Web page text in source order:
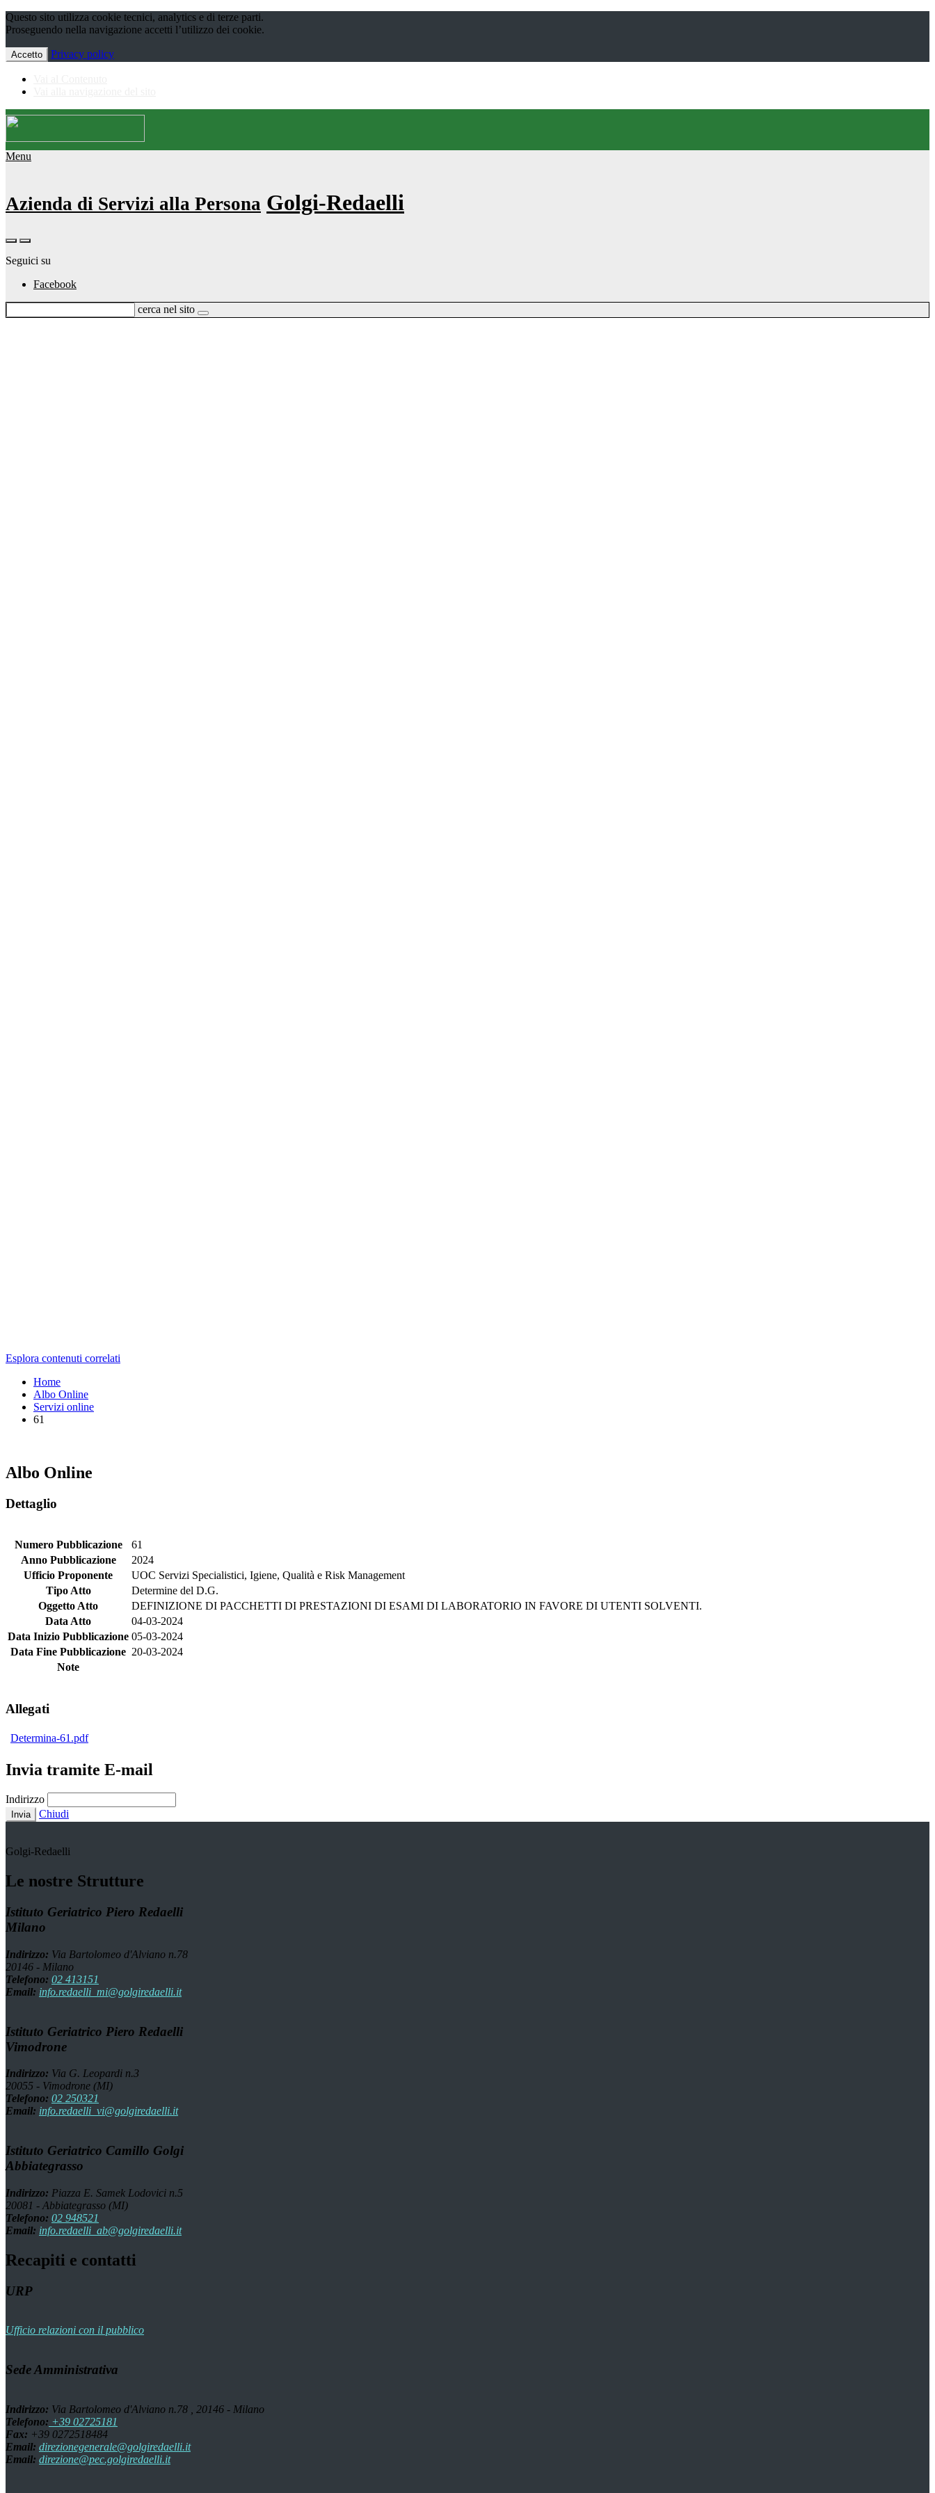
Questo sito utilizza cookie tecnici, analytics e di terze parti.
Proseguendo nella navigazione accetti l’utilizzo dei cookie.
Accetto Privacy policy
Menu
Azienda di Servizi alla Persona Golgi-Redaelli
Seguici su
Facebook
cerca nel sito
Esplora contenuti correlati
Home
Albo Online
Servizi online
61
Albo Online
Dettaglio
Numero Pubblicazione
61
Anno Pubblicazione
2024
Ufficio Proponente
UOC Servizi Specialistici, Igiene, Qualità e Risk Management
Tipo Atto
Determine del D.G.
Oggetto Atto
DEFINIZIONE DI PACCHETTI DI PRESTAZIONI DI ESAMI DI LABORATORIO IN FAVORE DI UTENTI SOLVENTI.
Data Atto
04-03-2024
Data Inizio Pubblicazione 05-03-2024
Data Fine Pubblicazione 20-03-2024
Note
Allegati
Determina-61.pdf
Invia tramite E-mail
Indirizzo
Invia Chiudi
Golgi-Redaelli
Le nostre Strutture
Istituto Geriatrico Piero Redaelli
Milano
Indirizzo: Via Bartolomeo d'Alviano n.78
20146 - Milano
Telefono: 02 413151
Email: info.redaelli_mi@golgiredaelli.it
Istituto Geriatrico Piero Redaelli
Vimodrone
Indirizzo: Via G. Leopardi n.3
20055 - Vimodrone (MI)
Telefono: 02 250321
Email: info.redaelli_vi@golgiredaelli.it
Istituto Geriatrico Camillo Golgi
Abbiategrasso
Indirizzo: Piazza E. Samek Lodovici n.5
20081 - Abbiategrasso (MI)
Telefono: 02 948521
Email: info.redaelli_ab@golgiredaelli.it
Recapiti e contatti
URP
Ufficio relazioni con il pubblico
Sede Amministrativa
Indirizzo: Via Bartolomeo d'Alviano n.78 , 20146 - Milano
Telefono: +39 02725181
Fax: +39 0272518484
Email: direzionegenerale@golgiredaelli.it
Email: direzione@pec.golgiredaelli.it